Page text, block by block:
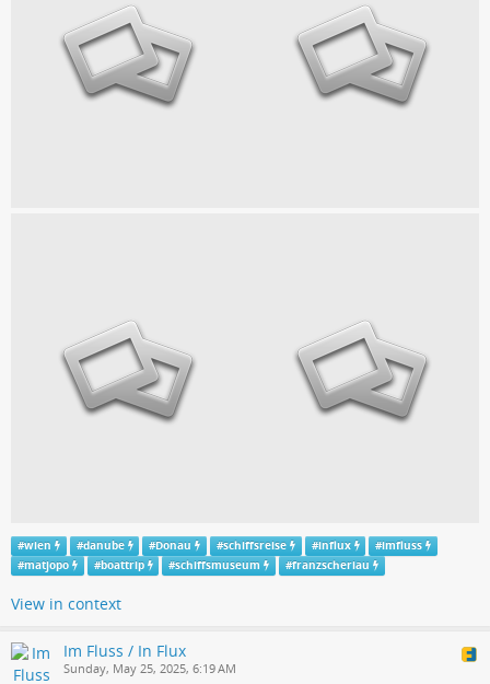
#wien #danube #Donau #schiffsreise #influx #imfluss
#matjopo #boattrip #schiffsmuseum #franzscheriau
View in context
Im Fluss / In Flux
Sunday, May 25, 2025, 6:19 AM